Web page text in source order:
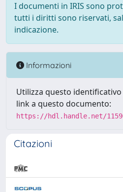
I documenti in IRIS sono
tutti i diritti sono riservati,
indicazione.
Informazioni
Utilizza questo
link a questo documento:
https://hdl.handle.net/
Citazioni